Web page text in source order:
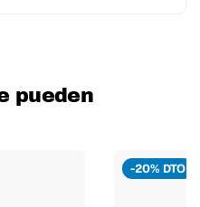
pueden
-20% DTO